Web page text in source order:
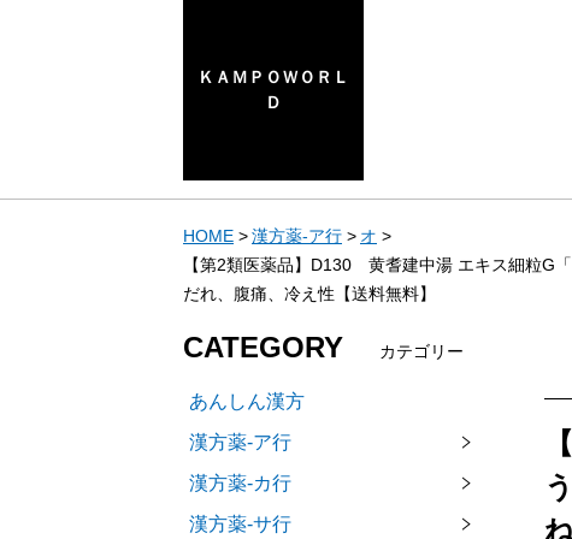
ＫＡＭＰＯＷＯＲＬ
Ｄ
HOME 漢方薬-ア行
オ
【第2類医薬品】D130 黄耆建中湯 エキス細粒G
だれ、腹痛、冷え性【送料無料】
CATEGORY カテゴリー
あんしん漢方
漢方薬-ア行
漢方薬-カ行
漢方薬-サ行